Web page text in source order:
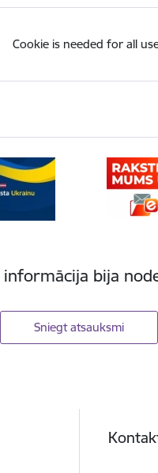
Cookie is needed for all
informācija bija
Sniegt atsauksmi